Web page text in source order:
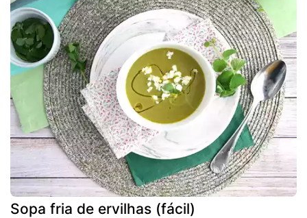
Sopa fria de ervilhas (fácil)